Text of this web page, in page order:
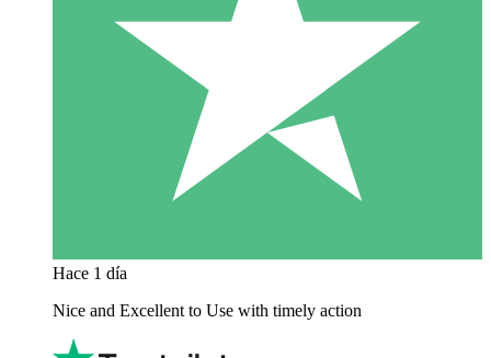
Hace 1 día
Nice and Excellent to Use with timely action